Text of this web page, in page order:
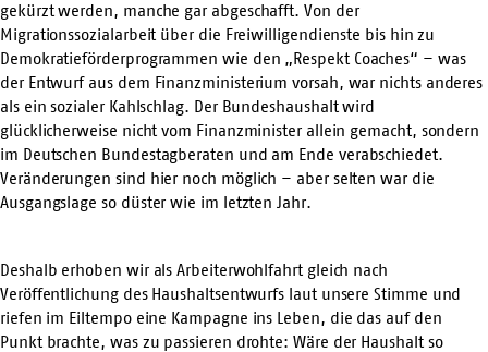
gekürzt werden, manche gar abgeschafft. Von der
Migrationssozialarbeit über die Freiwilligendienste bis hin zu
Demokratieförderprogrammen wie den „Respekt Coaches“ – was
der Entwurf aus dem Finanzministerium vorsah, war nichts anderes
als ein sozialer Kahlschlag. Der Bundeshaushalt wird
glücklicherweise nicht vom Finanzminister allein gemacht, sondern
im Deutschen Bundestagberaten und am Ende verabschiedet.
Veränderungen sind hier noch möglich – aber selten war die
Ausgangslage so düster wie im letzten Jahr.
Deshalb erhoben wir als Arbeiterwohlfahrt gleich nach
Veröffentlichung des Haushaltsentwurfs laut unsere Stimme und
riefen im Eiltempo eine Kampagne ins Leben, die das auf den
Punkt brachte, was zu passieren drohte: Wäre der Haushalt so